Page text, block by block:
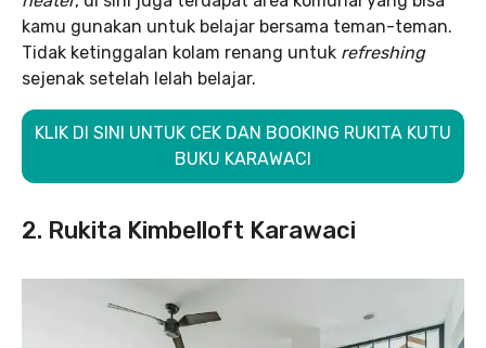
kamu gunakan untuk belajar bersama teman-teman.
Tidak ketinggalan kolam renang untuk refreshing
sejenak setelah lelah belajar.
KLIK DI SINI UNTUK CEK DAN BOOKING RUKITA KUTU
BUKU KARAWACI
2. Rukita Kimbelloft Karawaci